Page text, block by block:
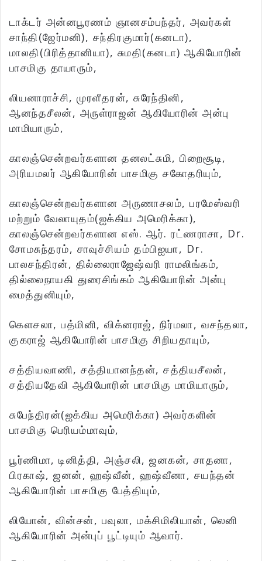
டாக்டர் அன்னபூரணம் ஞானசம்பந்தர், அவர்கள்
சாந்தி(ஜேர்மனி), சந்திரகுமார்(கனடா),
மாலதி(பிரித்தானியா), சுமதி(கனடா) ஆகியோரின்
பாசமிகு தாயாரும்,
லியனாராச்சி, முரளீதரன், சுரேந்தினி,
ஆனந்தசீலன், அருள்ராஜன் ஆகியோரின் அன்பு
மாமியாரும்,
காலஞ்சென்றவர்களான தனலட்சுமி, பிறைசூடி,
அரியமலர் ஆகியோரின் பாசமிகு சகோதரியும்,
காலஞ்சென்றவர்களான அருணாசலம், பரமேஸ்வரி
மற்றும் வேலாயுதம்(ஐக்கிய அமெரிக்கா),
காலஞ்சென்றவர்களான எஸ். ஆர். ரட்ணராசா, Dr.
சோமசுந்தரம், சாவுச்சியம் தம்பிஐயா, Dr.
பாலசந்திரன், தில்லைராஜேஷ்வரி ராமலிங்கம்,
தில்லைநாயகி துரைசிங்கம் ஆகியோரின் அன்பு
மைத்துனியும்,
கெளசலா, பத்மினி, விக்னராஜ், நிர்மலா, வசந்தலா,
குகராஜ் ஆகியோரின் பாசமிகு சிறியதாயும்,
சத்தியவாணி, சத்தியானந்தன், சத்தியசீலன்,
சத்தியதேவி ஆகியோரின் பாசமிகு மாமியாரும்,
சுபேந்திரன்(ஐக்கிய அமெரிக்கா) அவர்களின்
பாசமிகு பெரியம்மாவும்,
பூர்ணிமா, டினித்தி, அஞ்சலி, ஜனகன், சாதனா,
பிரகாஷ், ஜனன், ஹஷ்வீன், ஹஷ்வீனா, சயந்தன்
ஆகியோரின் பாசமிகு பேத்தியும்,
லியோன், வின்சன், பவுலா, மக்சிமிலியான், லெனி
ஆகியோரின் அன்புப் பூட்டியும் ஆவார்.